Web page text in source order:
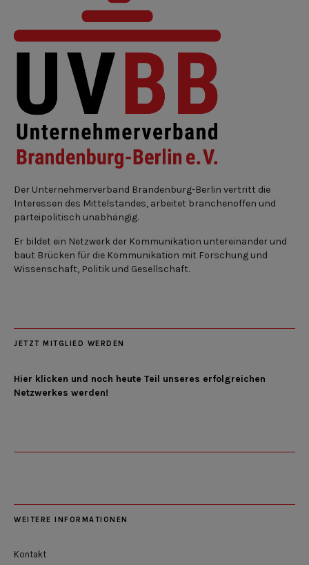
Der Unternehmerverband Brandenburg-Berlin vertritt die
Interessen des Mittelstandes, arbeitet branchenoffen und
parteipolitisch unabhängig.
Er bildet ein Netzwerk der Kommunikation untereinander und
baut Brücken für die Kommunikation mit Forschung und
Wissenschaft, Politik und Gesellschaft.
JETZT MITGLIED WERDEN
Hier klicken und noch heute Teil unseres erfolgreichen
Netzwerkes werden!
WEITERE INFORMATIONEN
Kontakt